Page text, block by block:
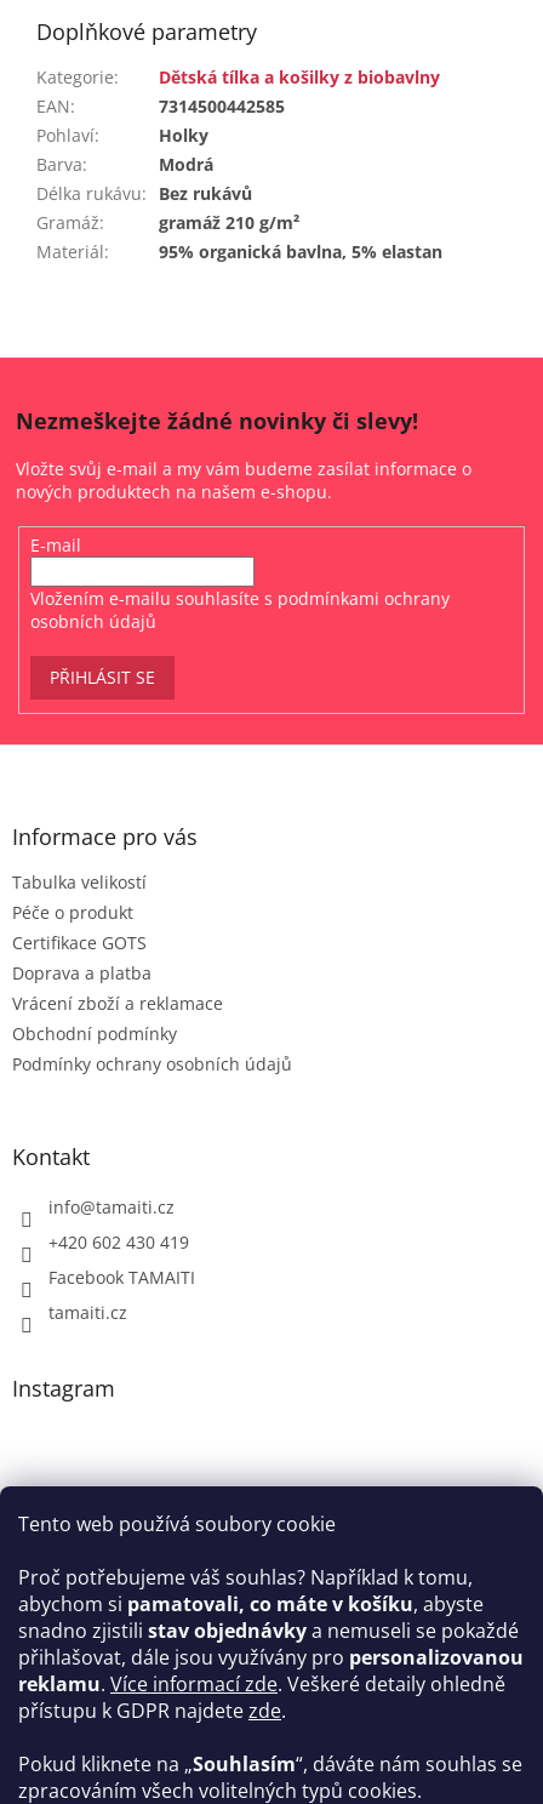
Tento web používá soubory cookie
Proč potřebujeme váš souhlas? Například k tomu,
abychom si pamatovali, co máte v košíku, abyste
snadno zjistili stav objednávkya nemuseli se pokaždé
přihlašovat, dále jsou využívány pro personalizovanou
reklamu. Více informací zde. Veškeré detaily ohledně
přístupu k GDPR najdetezde.
Pokud kliknete na „Souhlasím“, dáváte nám souhlas se
zpracováním všech volitelných typů cookies.
Doplňkové parametry
Kategorie:
Dětská tílka a košilky z biobavlny
EAN:
7314500442585
Pohlaví:
Holky
Barva:
Modrá
Délka rukávu:
Bez rukávů
Gramáž:
gramáž 210 g/m²
Materiál: 95% organická bavlna, 5% elastan
Nezmeškejte žádné novinky či slevy!
Vložte svůj e-mail a my vám budeme zasílat informace o
nových produktech na našem e-shopu.
E-mail
Vložením e-mailu souhlasíte s podmínkami ochrany
osobních údajů
PŘIHLÁSIT SE
Z
Informace pro vás
Tabulka velikostí
Péče o produkt
Certifikace GOTS
Doprava a platba
Vrácení zboží a reklamace
Obchodní podmínky
Podmínky ochrany osobních údajů
Kontakt
info@tamaiti.cz
+420 602 430 419
Facebook TAMAITI
tamaiti.cz
Instagram
Sledovat na Instagramu
Facebook